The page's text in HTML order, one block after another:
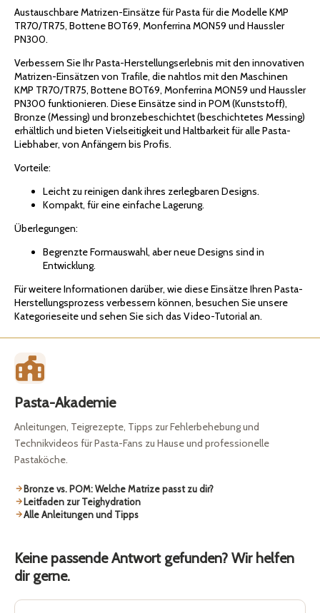
Austauschbare Matrizen-Einsätze für Pasta für die Modelle KMP
TR70/TR75, Bottene BOT69, Monferrina MON59 und Haussler
PN300.
Verbessern Sie Ihr Pasta-Herstellungserlebnis mit den innovativen
Matrizen-Einsätzen von Trafile, die nahtlos mit den Maschinen
KMP TR70/TR75, Bottene BOT69, Monferrina MON59 und Haussler
PN300 funktionieren. Diese Einsätze sind in POM (Kunststoff),
Bronze (Messing) und bronzebeschichtet (beschichtetes Messing)
erhältlich und bieten Vielseitigkeit und Haltbarkeit für alle Pasta-
Liebhaber, von Anfängern bis Profis.
Vorteile:
Leicht zu reinigen dank ihres zerlegbaren Designs.
Kompakt, für eine einfache Lagerung.
Überlegungen:
Begrenzte Formauswahl, aber neue Designs sind in
Entwicklung.
Für weitere Informationen darüber, wie diese Einsätze Ihren Pasta-
Herstellungsprozess verbessern können, besuchen Sie unsere
Kategorieseite und sehen Sie sich das Video-Tutorial an.
Pasta-Akademie
Anleitungen, Teigrezepte, Tipps zur Fehlerbehebung und
Technikvideos für Pasta-Fans zu Hause und professionelle
Pastaköche.
Bronze vs. POM: Welche Matrize passt zu dir?
Leitfaden zur Teighydration
Alle Anleitungen und Tipps
Keine passende Antwort gefunden? Wir helfen
dir gerne.